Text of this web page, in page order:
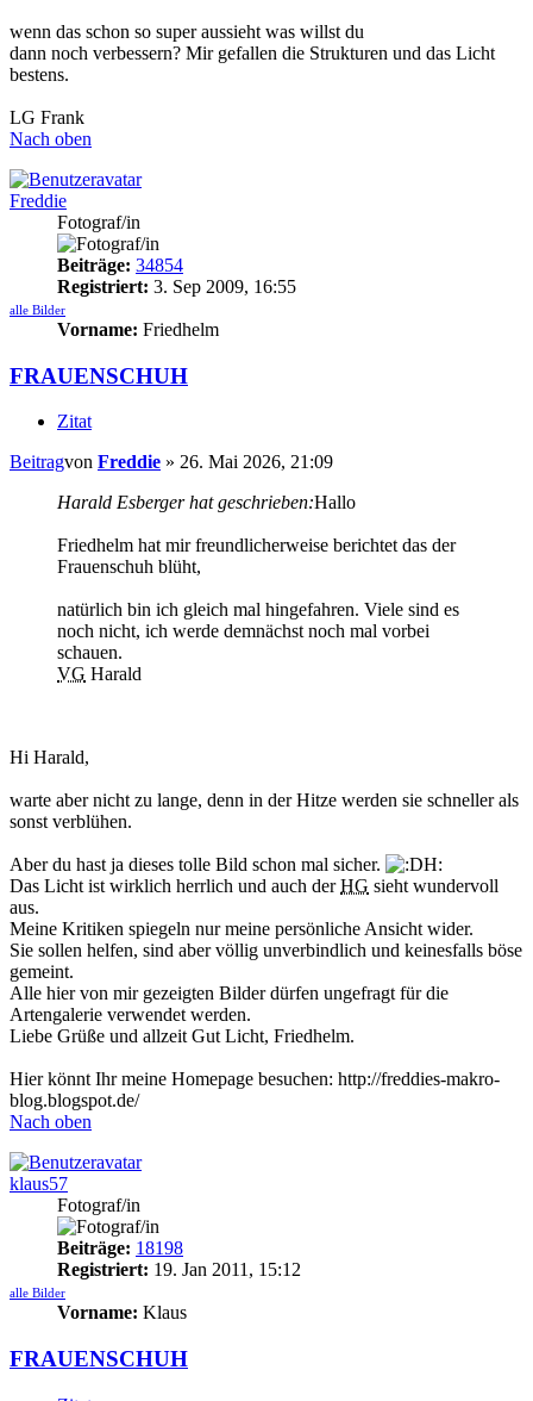
wenn das schon so super aussieht was willst du
dann noch verbessern? Mir gefallen die Strukturen und das Licht
bestens.
LG Frank
Nach oben
Freddie
Fotograf/in
Beiträge: 34854
Registriert: 3. Sep 2009, 16:55
alle Bilder
Vorname: Friedhelm
FRAUENSCHUH
Zitat
Beitragvon Freddie » 26. Mai 2026, 21:09
Harald Esberger hat geschrieben:Hallo
Friedhelm hat mir freundlicherweise berichtet das der
Frauenschuh blüht,
natürlich bin ich gleich mal hingefahren. Viele sind es
noch nicht, ich werde demnächst noch mal vorbei
schauen.
VG Harald
Hi Harald,
warte aber nicht zu lange, denn in der Hitze werden sie schneller als
sonst verblühen.
Aber du hast ja dieses tolle Bild schon mal sicher.
Das Licht ist wirklich herrlich und auch derHG sieht wundervoll
aus.
Meine Kritiken spiegeln nur meine persönliche Ansicht wider.
Sie sollen helfen, sind aber völlig unverbindlich und keinesfalls böse
gemeint.
Alle hier von mir gezeigten Bilder dürfen ungefragt für die
Artengalerie verwendet werden.
Liebe Grüße und allzeit Gut Licht, Friedhelm.
Hier könnt Ihr meine Homepage besuchen: http://freddies-makro-
blog.blogspot.de/
Nach oben
klaus57
Fotograf/in
Beiträge: 18198
Registriert: 19. Jan 2011, 15:12
alle Bilder
Vorname: Klaus
FRAUENSCHUH